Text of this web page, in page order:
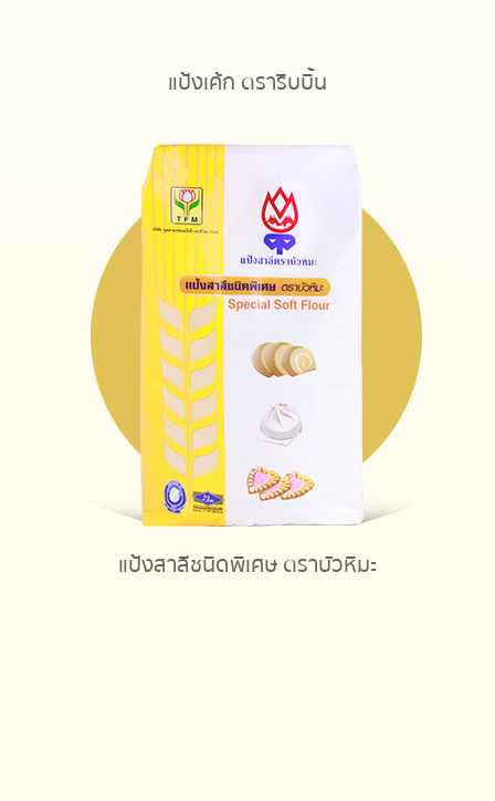
แป้งเค้ก ตราริบบิ้น
แป้งสาลีชนิดพิเศษ ตราบัวหิมะ